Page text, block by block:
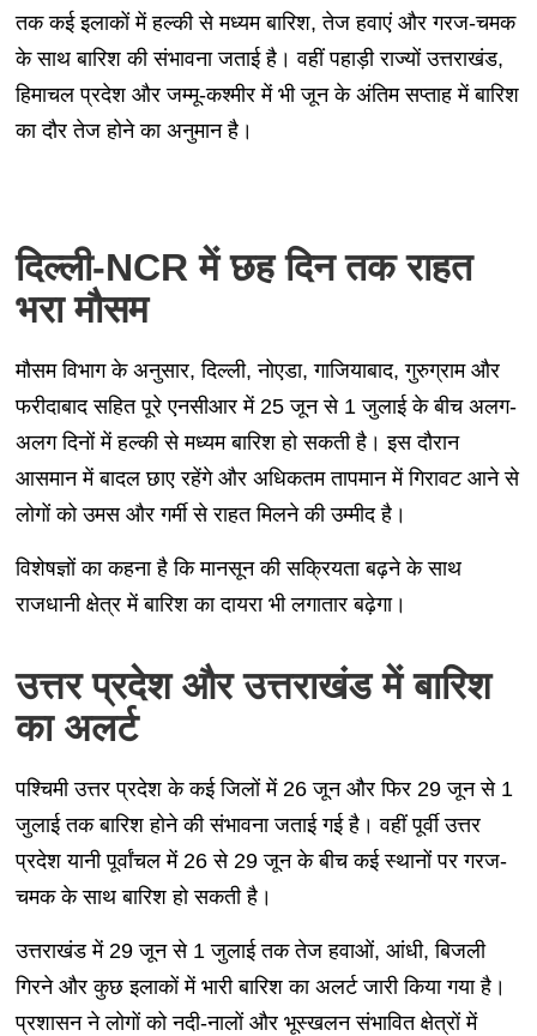
तक कई इलाकों में हल्की से मध्यम बारिश, तेज हवाएं और गरज-चमक
के साथ बारिश की संभावना जताई है। वहीं पहाड़ी राज्यों उत्तराखंड,
हिमाचल प्रदेश और जम्मू-कश्मीर में भी जून के अंतिम सप्ताह में बारिश
का दौर तेज होने का अनुमान है।
दिल्ली-NCR में छह दिन तक राहत
भरा मौसम
मौसम विभाग के अनुसार, दिल्ली, नोएडा, गाजियाबाद, गुरुग्राम और
फरीदाबाद सहित पूरे एनसीआर में 25 जून से 1 जुलाई के बीच अलग-
अलग दिनों में हल्की से मध्यम बारिश हो सकती है। इस दौरान
आसमान में बादल छाए रहेंगे और अधिकतम तापमान में गिरावट आने से
लोगों को उमस और गर्मी से राहत मिलने की उम्मीद है।
विशेषज्ञों का कहना है कि मानसून की सक्रियता बढ़ने के साथ
राजधानी क्षेत्र में बारिश का दायरा भी लगातार बढ़ेगा।
उत्तर प्रदेश और उत्तराखंड में बारिश
का अलर्ट
पश्चिमी उत्तर प्रदेश के कई जिलों में 26 जून और फिर 29 जून से 1
जुलाई तक बारिश होने की संभावना जताई गई है। वहीं पूर्वी उत्तर
प्रदेश यानी पूर्वांचल में 26 से 29 जून के बीच कई स्थानों पर गरज-
चमक के साथ बारिश हो सकती है।
उत्तराखंड में 29 जून से 1 जुलाई तक तेज हवाओं, आंधी, बिजली
गिरने और कुछ इलाकों में भारी बारिश का अलर्ट जारी किया गया है।
प्रशासन ने लोगों को नदी-नालों और भूस्खलन संभावित क्षेत्रों में